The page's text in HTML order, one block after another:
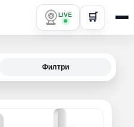
LIVE 🛒
Филтри